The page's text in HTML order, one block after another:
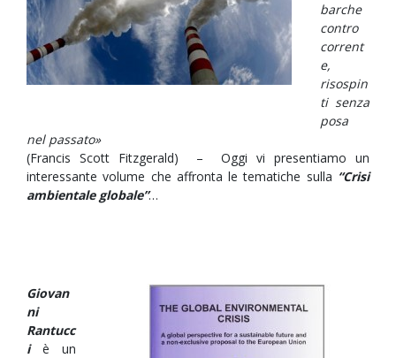
barche
contro
corrent
e,
risospin
ti senza
posa
nel passato»
(Francis Scott Fitzgerald) – Oggi vi presentiamo un
interessante volume che affronta le tematiche sulla “Crisi
ambientale globale”…
Giovan
ni
Rantucc
iè un